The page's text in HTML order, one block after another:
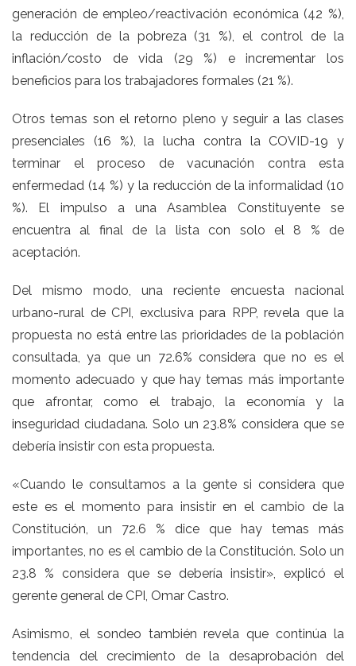
generación de empleo/reactivación económica (42 %),
la reducción de la pobreza (31 %), el control de la
inflación/costo de vida (29 %) e incrementar los
beneficios para los trabajadores formales (21 %).
Otros temas son el retorno pleno y seguir a las clases
presenciales (16 %), la lucha contra la COVID-19 y
terminar el proceso de vacunación contra esta
enfermedad (14 %) y la reducción de la informalidad (10
%). El impulso a una Asamblea Constituyente se
encuentra al final de la lista con solo el 8 % de
aceptación.
Del mismo modo, una reciente encuesta nacional
urbano-rural de CPI, exclusiva para RPP, revela que la
propuesta no está entre las prioridades de la población
consultada, ya que un 72.6% considera que no es el
momento adecuado y que hay temas más importante
que afrontar, como el trabajo, la economía y la
inseguridad ciudadana. Solo un 23.8% considera que se
debería insistir con esta propuesta.
«Cuando le consultamos a la gente si considera que
este es el momento para insistir en el cambio de la
Constitución, un 72.6 % dice que hay temas más
importantes, no es el cambio de la Constitución. Solo un
23.8 % considera que se debería insistir», explicó el
gerente general de CPI, Omar Castro.
Asimismo, el sondeo también revela que continúa la
tendencia del crecimiento de la desaprobación del